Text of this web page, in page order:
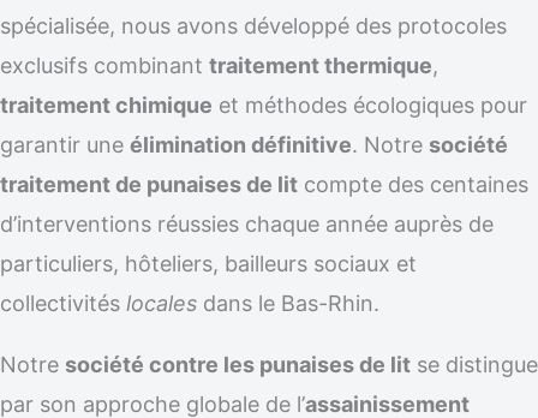
spécialisée, nous avons développé des protocoles
exclusifs combinant traitement thermique,
traitement chimique et méthodes écologiques pour
garantir une élimination définitive. Notre société
traitement de punaises de lit compte des centaines
d’interventions réussies chaque année auprès de
particuliers, hôteliers, bailleurs sociaux et
collectivités locales dans le Bas-Rhin.
Notre société contre les punaises de lit se distingue
par son approche globale de l’assainissement